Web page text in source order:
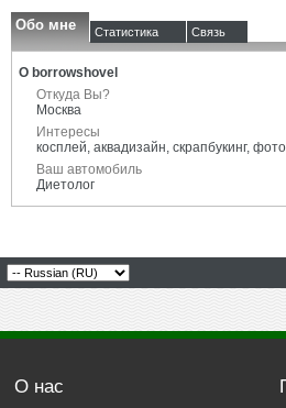
Обо мне Статистика Связь
О borrowshovel
Откуда Вы?
Москва
Интересы
косплей, аквадизайн, скрапбукинг,
Ваш автомобиль
Диетолог
О нас